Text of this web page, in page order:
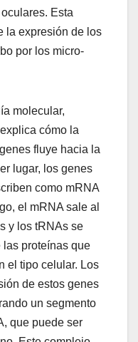
Esta
la expresión de los
por los micro-
molecular,
cómo la
fluye hacia la
lugar, los genes
como mRNA
el mRNA sale al
y los tRNAs se
proteínas que
el tipo celular. Los
de estos genes
un segmento
que puede ser